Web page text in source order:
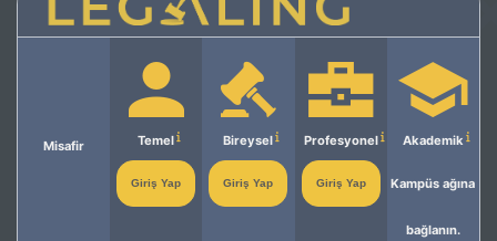
Misafir Temel
Giriş Yap
Bireysel
Giriş Yap
Profesyonel
Giriş Yap
Akademik
Kampüs ağına
bağlanın.